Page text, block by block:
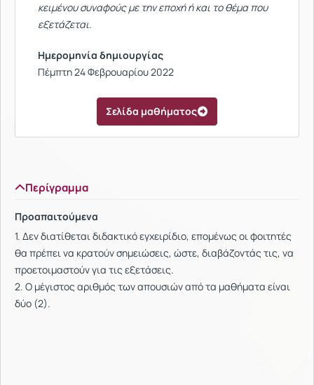
κειμένου συναφούς με την εποχή ή και το θέμα που
εξετάζεται.
Ημερομηνία δημιουργίας
Πέμπτη 24 Φεβρουαρίου 2022
Σελίδα μαθήματος
Περίγραμμα
Προαπαιτούμενα
1. Δεν διατίθεται διδακτικό εγχειρίδιο, επομένως οι φοιτητές
θα πρέπει να κρατούν σημειώσεις, ώστε, διαβάζοντάς τις, να
προετοιμαστούν για τις εξετάσεις.
2. Ο μέγιστος αριθμός των απουσιών από τα μαθήματα είναι
δύο (2).